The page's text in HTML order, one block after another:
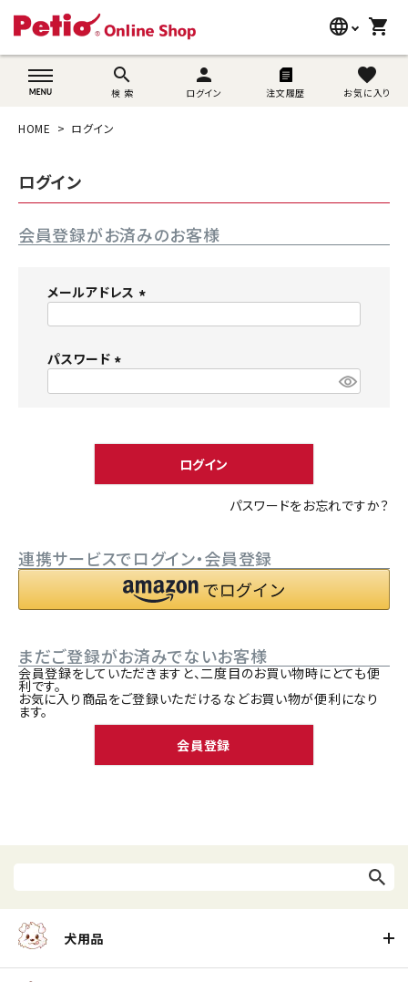
language
wovn-lang-name
shopping_cart
search
検 索
person
ログイン 注文履歴
favorite
お気に入り
search
うさぎ用品
ブランド別に探す
目的別に探す
SNS
ようこそ ゲスト 様
person 新規会員登録
HOME ログイン
ログイン
会員登録がお済みのお客様
メールアドレス
パスワード
)
ログイン
パスワードをお忘れですか？
連携サービスでログイン・会員登録
まだご登録がお済みでないお客様
会員登録をしていただきますと、二度目のお買い物時にとても便
利です。
お気に入り商品をご登録いただけるなどお買い物が便利になり
ます。
会員登録
犬用品